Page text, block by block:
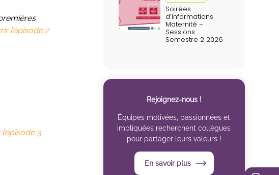
l’épisode 2
3
Soirées
d’informations
Maternité –
Sessions
Semestre 2 2026
Rejoignez-nous !
Équipes motivées, passionnées et
impliquées recherchent collègues
pour partager leurs valeurs !
En savoir plus